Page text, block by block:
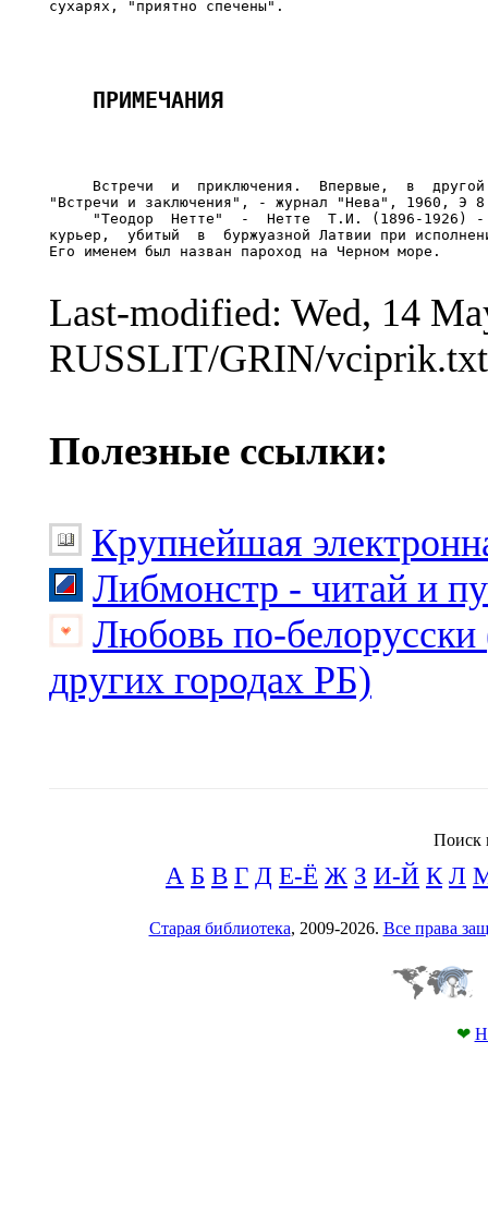
Встречи  и  приключения.  Впервые,  в
"Встречи и заключения", - журнал "Нева", 1960, Э
"Теодор  Нетте"  -  Нетте  Т.И. (1896-1926)
курьер,  убитый  в  буржуазной Латвии при
Его именем был назван пароход на Черном море.
Last-modified: Wed, 14
RUSSLIT/GRIN/vciprik.txt
Полезные ссылки:
Крупнейшая
Либмонстр - читай и
Любовь по-белорусски
других городах РБ)
Поиск
А Б В Г Д Е-Ё Ж З И-Й К Л
Старая библиотека, 2009-2026. Все права
❤